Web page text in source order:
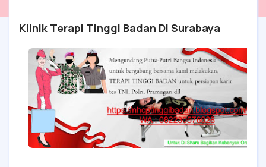
Klinik Terapi Tinggi Badan Di Surabaya